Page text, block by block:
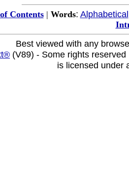
Contents| Words: Alphabetical
Best viewed with any
(V89) - Some rights
is licensed under